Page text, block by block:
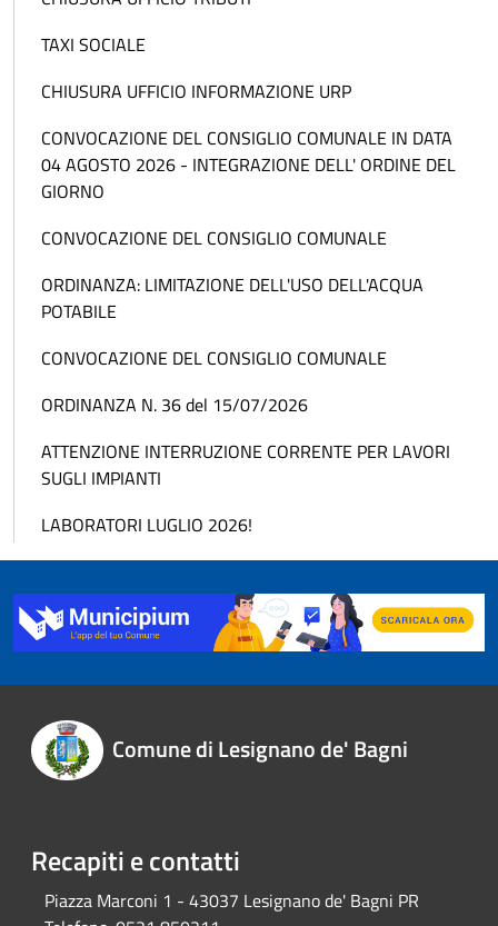
TAXI SOCIALE
CHIUSURA UFFICIO INFORMAZIONE URP
CONVOCAZIONE DEL CONSIGLIO COMUNALE IN DATA
04 AGOSTO 2026 - INTEGRAZIONE DELL' ORDINE DEL
GIORNO
CONVOCAZIONE DEL CONSIGLIO COMUNALE
ORDINANZA: LIMITAZIONE DELL'USO DELL'ACQUA
POTABILE
CONVOCAZIONE DEL CONSIGLIO COMUNALE
ORDINANZA N. 36 del 15/07/2026
ATTENZIONE INTERRUZIONE CORRENTE PER LAVORI
SUGLI IMPIANTI
LABORATORI LUGLIO 2026!
Comune di Lesignano de' Bagni
Recapiti e contatti
Piazza Marconi 1 - 43037 Lesignano de' Bagni PR